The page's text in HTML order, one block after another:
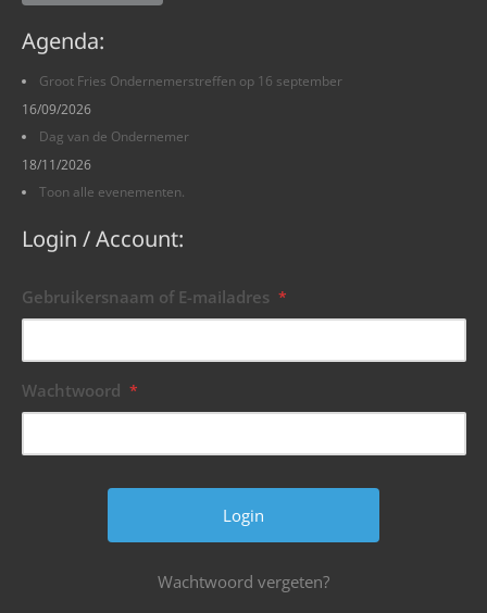
Agenda:
Groot Fries Ondernemerstreffen op 16 september
16/09/2026
Dag van de Ondernemer
18/11/2026
Toon alle evenementen.
Login / Account:
Gebruikersnaam of E-mailadres *
Wachtwoord *
Wachtwoord vergeten?